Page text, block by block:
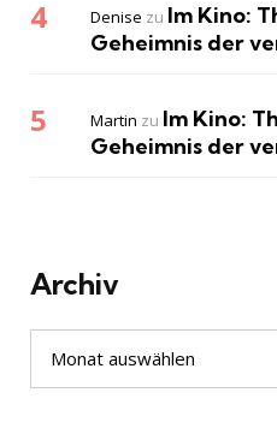
Denise zu Im Kino:
Geheimnis der
Martin zu Im Kino:
Geheimnis der
Archiv